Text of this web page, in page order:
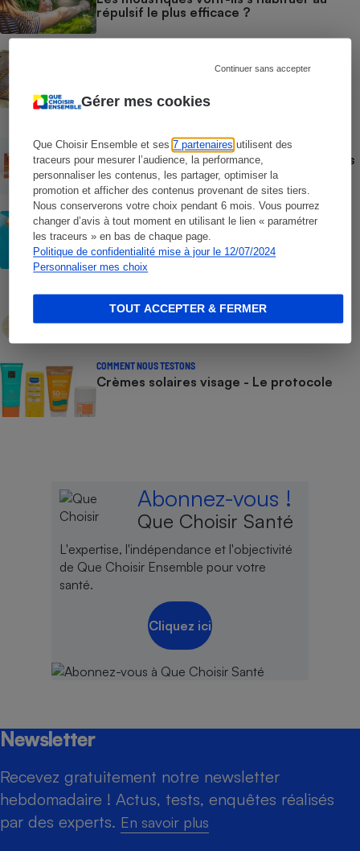
Gérer mes cookies
Que Choisir Ensemble et ses7 partenaires utilisent des
traceurs pour mesurer l’audience, la performance,
personnaliser les contenus, les partager, optimiser la
promotion et afficher des contenus provenant de sites tiers.
Nous conserverons votre choix pendant 6 mois. Vous pourrez
changer d’avis à tout moment en utilisant le lien « paramétrer
les traceurs » en bas de chaque page.
Politique de confidentialité mise à jour le 12/07/2024
Personnaliser mes choix
Continuer sans accepter
TOUT ACCEPTER & FERMER
répulsif le plus efficace ?
Test des crèmes solaires vendues sur
dangereuses pour la santé des
ACTUALITÉ
Crèmes solaires - Le bilan désastreux des
plateformes chinoises
CONSEILS
Crèmes solaires - Les logos à la loupe
COMMENT NOUS TESTONS
Crèmes solaires - Le protocole
COMMENT NOUS TESTONS
Crèmes solaires visage - Le protocole
Abonnez-vous !
Que Choisir Santé
L'expertise, l'indépendance et l'objectivité
de Que Choisir Ensemble pour votre
santé.
Cliquez ici
Newsletter
Recevez gratuitement notre newsletter
hebdomadaire ! Actus, tests, enquêtes réalisés
par des experts. En savoir plus